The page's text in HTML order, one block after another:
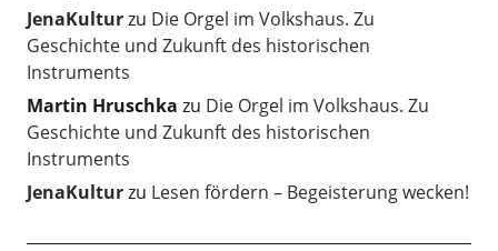
JenaKulturzu Die Orgel im Volkshaus. Zu
Geschichte und Zukunft des historischen
Instruments
Martin Hruschka zu Die Orgel im Volkshaus. Zu
Geschichte und Zukunft des historischen
Instruments
JenaKulturzu Lesen fördern – Begeisterung wecken!